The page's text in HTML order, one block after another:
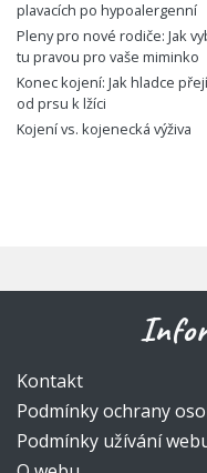
plavacích po hypoalergenní
Pleny pro nové rodiče: Jak
tu pravou pro vaše miminko
Konec kojení: Jak hladce
od prsu k lžíci
Kojení vs. kojenecká výživa
Kontakt
Podmínky ochrany
Podmínky užívání